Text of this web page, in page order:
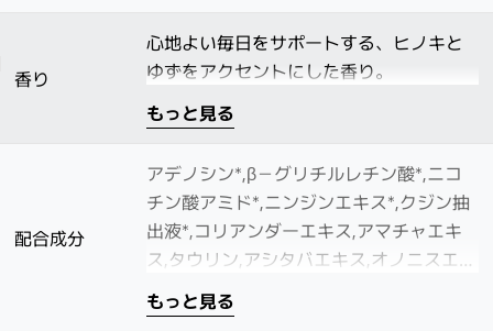
香り
心地よい毎日をサポートする、ヒノキと
ゆずをアクセントにした香り。
もっと見る
配合成分
アデノシン*,β－グリチルレチン酸*,ニコ
チン酸アミド*,ニンジンエキス*,クジン抽
出液*,コリアンダーエキス,アマチャエキ
ス,タウリン,アシタバエキス,オノニスエキ
ス,オウゴンエキス,エタノール,精製水,ジ
プロピレングリコール,１，３－ブチレン
もっと見る